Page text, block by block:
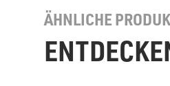
ÄHNLICHE